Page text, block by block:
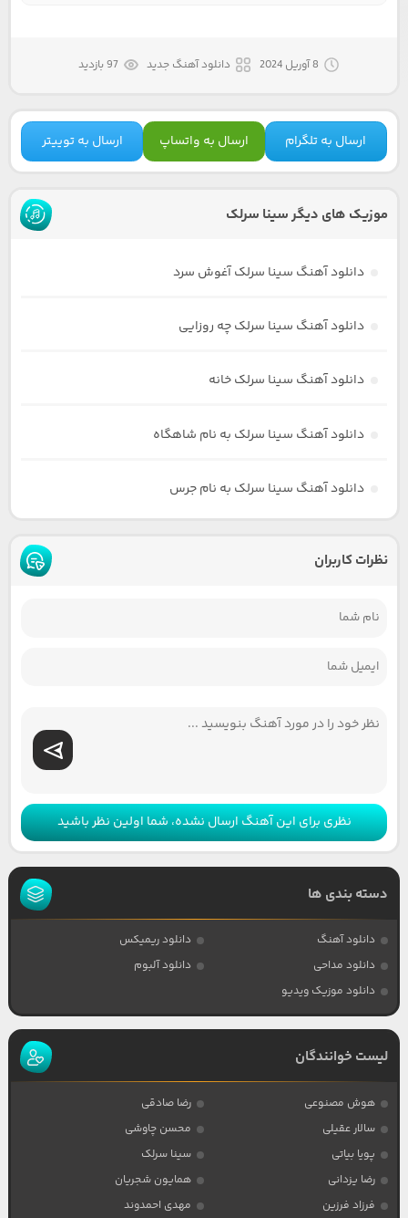
8 آوریل 2024 دانلود آهنگ جدید 97 بازدید
ارسال به تلگرام ارسال به واتساپ ارسال به توییتر
موزیک های دیگر سینا سرلک
دانلود آهنگ سینا سرلک آغوش سرد
دانلود آهنگ سینا سرلک چه روزایی
دانلود آهنگ سینا سرلک خانه
دانلود آهنگ سینا سرلک به نام شاهگاه
دانلود آهنگ سینا سرلک به نام جرس
نظرات کاربران
نظری برای این آهنگ ارسال نشده، شما اولین نظر باشید
دسته بندی ها
دانلود آهنگ
دانلود ریمیکس
دانلود مداحی
دانلود آلبوم
دانلود موزیک ویدیو
لیست خوانندگان
هوش مصنوعی
رضا صادقی
سالار عقیلی
محسن چاوشی
پویا بیاتی
سینا سرلک
رضا یزدانی
همایون شجریان
فرزاد فرزین
مهدی احمدوند